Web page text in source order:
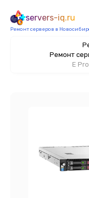
servers-iq.ru
Ремонт серверов в
Ремонт
E